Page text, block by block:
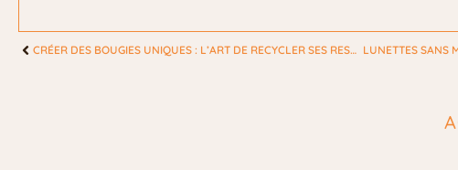
CRÉER DES BOUGIES UNIQUES : L’ART DE RECYCLER SES RESTES DE CIRE POUR FEMMES